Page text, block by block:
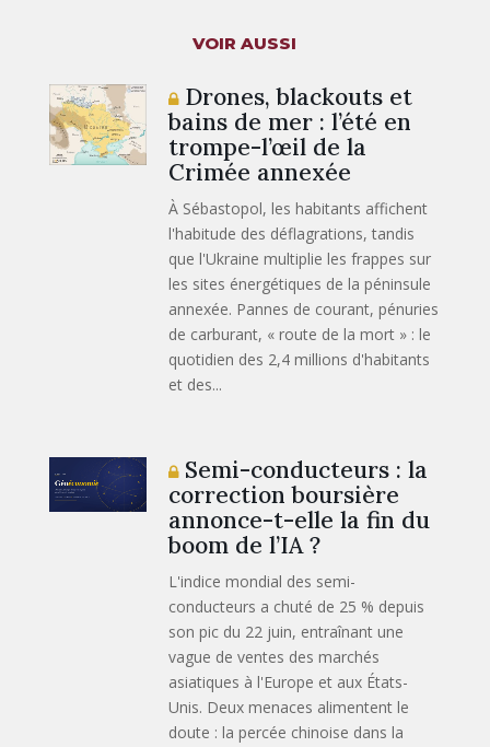
VOIR AUSSI
Drones, blackouts et
bains de mer : l’été en
trompe-l’œil de la
Crimée annexée
À Sébastopol, les habitants affichent
l'habitude des déflagrations, tandis
que l'Ukraine multiplie les frappes sur
les sites énergétiques de la péninsule
annexée. Pannes de courant, pénuries
de carburant, « route de la mort » : le
quotidien des 2,4 millions d'habitants
et des...
Semi-conducteurs : la
correction boursière
annonce-t-elle la fin du
boom de l’IA ?
L'indice mondial des semi-
conducteurs a chuté de 25 % depuis
son pic du 22 juin, entraînant une
vague de ventes des marchés
asiatiques à l'Europe et aux États-
Unis. Deux menaces alimentent le
doute : la percée chinoise dans la